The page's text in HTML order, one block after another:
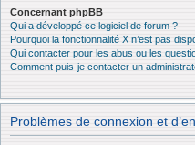
Concernant phpBB
Qui a développé ce logiciel de forum ?
Pourquoi la fonctionnalité X n’est pas
Qui contacter pour les abus ou les
Comment puis-je contacter un
Problèmes de connexion et